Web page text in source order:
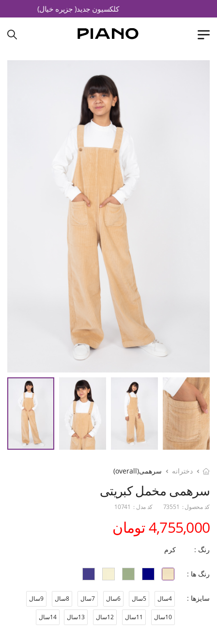
کلکسیون جدید( جزیره خیال)
دخترانه سرهمی(overall)
سرهمی مخمل کبریتی
کد محصول : 73551 کد مدل : 10741
4,755,000 تومان
رنگ : کرم
رنگ ها :
سایزها : 4سال 5سال 6سال 7سال 8سال 9سال
10سال 11سال 12سال 13سال 14سال